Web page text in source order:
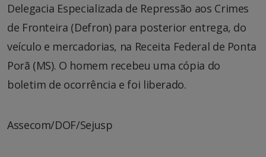
Delegacia Especializada de Repressão aos Crimes
de Fronteira (Defron) para posterior entrega, do
veículo e mercadorias, na Receita Federal de Ponta
Porã (MS). O homem recebeu uma cópia do
boletim de ocorrência e foi liberado.
Assecom/DOF/Sejusp